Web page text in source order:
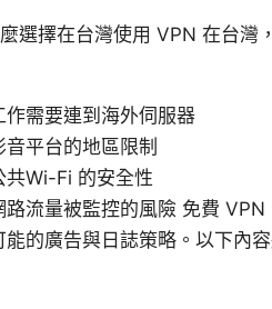
選擇在台灣使用 VPN 在台灣
作需要連到海外伺服器
音平台的地區限制
共Wi-Fi 的安全性
路流量被監控的風險 免費
能的廣告與日誌策略。以下內